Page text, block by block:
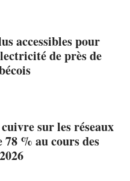
accessibles pour
de près de
sur les réseaux
78 % au cours des